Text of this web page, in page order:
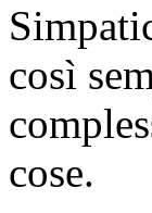
così
cose.